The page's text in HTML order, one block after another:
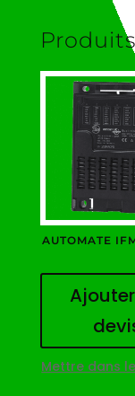
AUTOMATE
Mettre dans